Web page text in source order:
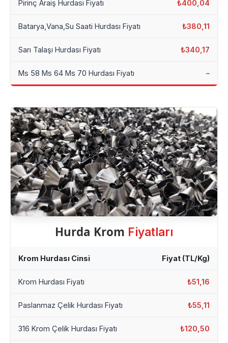
Pirinç Araiş Hurdası Fiyatı ₺400,04
Batarya,Vana,Su Saati Hurdası Fiyatı ₺380,11
Sarı Talaşı Hurdası Fiyatı ₺340,17
Ms 58 Ms 64 Ms 70 Hurdası Fiyatı –
Hurda Krom Fiyatları
Krom Hurdası Cinsi Fiyat (TL/Kg)
Krom Hurdası Fiyatı ₺51,16
Paslanmaz Çelik Hurdası Fiyatı ₺55,11
316 Krom Çelik Hurdası Fiyatı ₺120,50